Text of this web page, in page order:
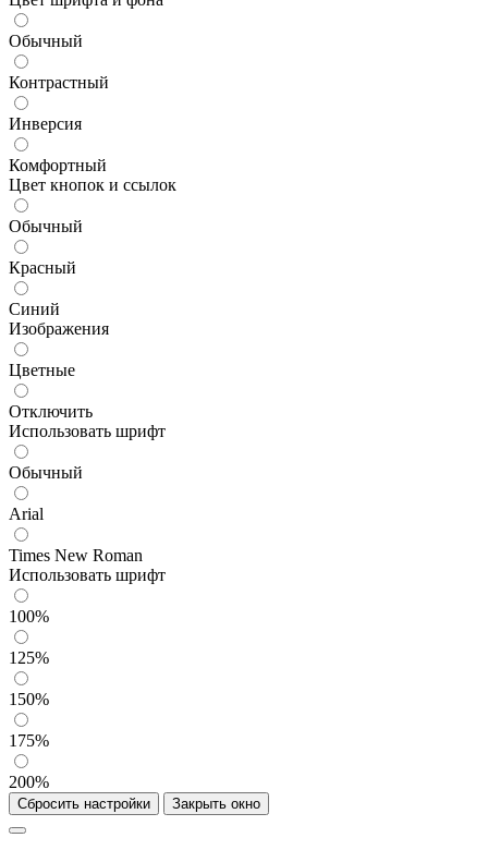
Обычный
Контрастный
Инверсия
Комфортный
Цвет кнопок и ссылок
Обычный
Красный
Синий
Изображения
Цветные
Отключить
Использовать шрифт
Обычный
Arial
Times New Roman
Использовать шрифт
100%
125%
150%
175%
200%
Сбросить настройки Закрыть окно